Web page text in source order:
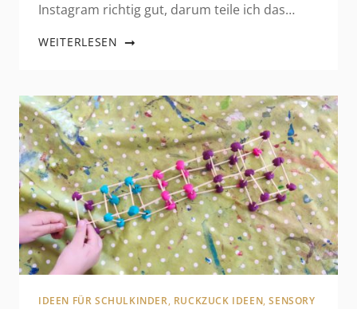
Instagram richtig gut, darum teile ich das…
WEITERLESEN
IDEEN FÜR SCHULKINDER, RUCKZUCK IDEEN,SENSORY